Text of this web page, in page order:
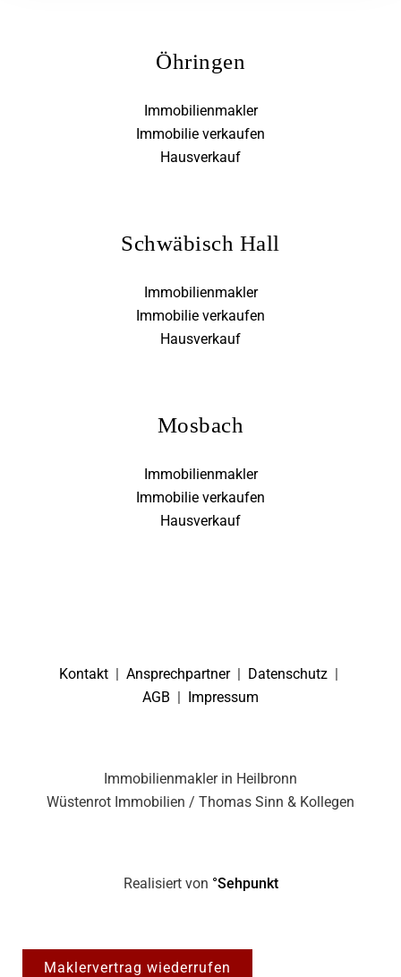
Öhringen
Immobilienmakler
Immobilie verkaufen
Hausverkauf
Schwäbisch Hall
Immobilienmakler
Immobilie verkaufen
Hausverkauf
Mosbach
Immobilienmakler
Immobilie verkaufen
Hausverkauf
Kontakt Ansprechpartner| Datenschutz
AGB
Impressum
Immobilienmakler in Heilbronn
Wüstenrot Immobilien / Thomas Sinn & Kollegen
Realisiert von °Sehpunkt
Maklervertrag wiederrufen